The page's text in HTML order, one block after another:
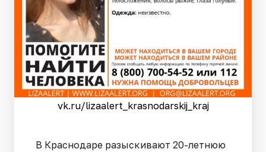
vk.ru/lizaalert_krasnodarskij_kraj
В Краснодаре разыскивают 20-летнюю